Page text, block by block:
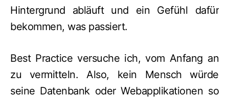
Hintergrund abläuft und ein Gefühl dafür
bekommen, was passiert.
Best Practice versuche ich, vom Anfang an
zu vermitteln. Also, kein Mensch würde
seine Datenbank oder Webapplikationen so